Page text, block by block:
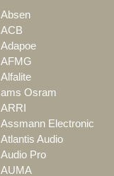
Absen
ACB
Adapoe
AFMG
Alfalite
ams Osram
ARRI
Assmann Electronic
Atlantis Audio
Audio Pro
AUMA